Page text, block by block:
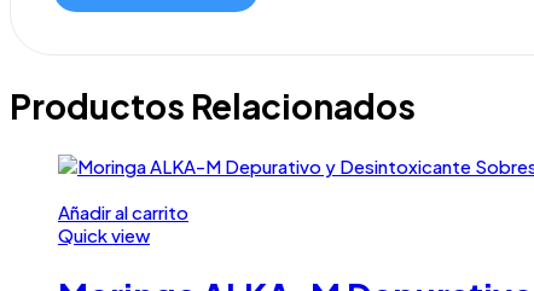
Productos Relacionados
Añadir al carrito
Quick view